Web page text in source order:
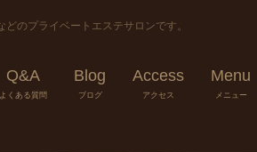
のプライベートエステサロンです。
Q&A
よくある質問
Blog
ブログ
Access
アクセス
Menu
メニュー